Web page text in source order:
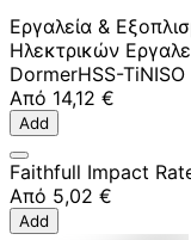
Εργαλεία &
Ηλεκτρικών
DormerHSS-TiN
Από 14,12 €
Add
Faithfull Impact
Από 5,02 €
Add